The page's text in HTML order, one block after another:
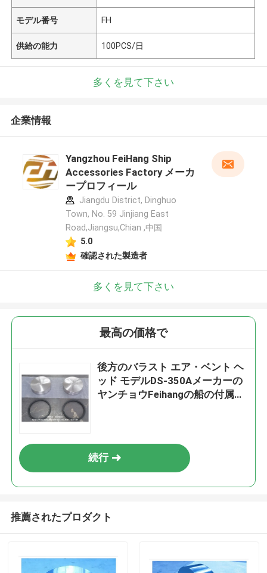
モデル番号 FH
供給の能力 100PCS/日
多くを見て下さい
企業情報
Yangzhou FeiHang Ship
Accessories Factory メーカ
ープロフィール
Jiangdu District, Dinghuo
Town, No. 59 Jinjiang East
Road,Jiangsu,Chian ,中国
5.0
確認された製造者
多くを見て下さい
最高の価格で
後方のバラスト エア・ベント ヘ
ッド モデルDS-350Aメーカーの
ヤンチョウFeihangの船の付属品
続行
推薦されたプロダクト